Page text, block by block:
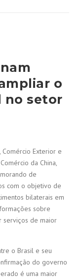
o
no setor
Comércio Exterior e
da China,
de
com o objetivo de
bilaterais em
sobre
serviços de maior
o Brasil e seu
do governo
é uma maior